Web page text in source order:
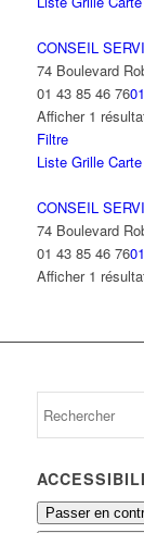
CONSEIL
74 Boulevard
01 43 85 46 76
Afficher 1
Filtre
Liste Grille Carte
CONSEIL
74 Boulevard
01 43 85 46 76
Afficher 1
Passer en